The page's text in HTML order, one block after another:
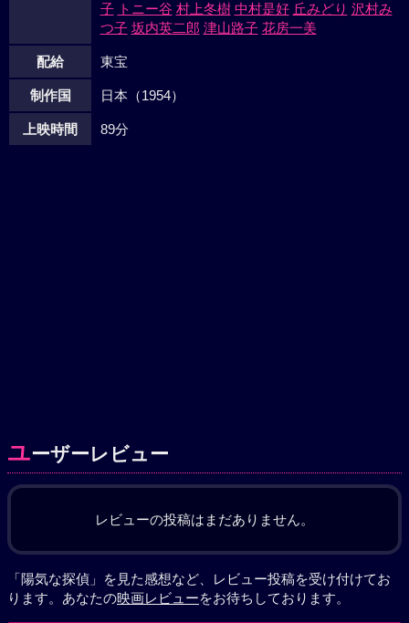
子 トニー谷 村上冬樹 中村是好 丘みどり 沢村み
つ子 坂内英二郎 津山路子 花房一美
配給 東宝
制作国 日本（1954）
上映時間 89分
ユーザーレビュー
レビューの投稿はまだありません。
「陽気な探偵」を見た感想など、レビュー投稿を受け付けてお
ります。あなたの映画レビューをお待ちしております。